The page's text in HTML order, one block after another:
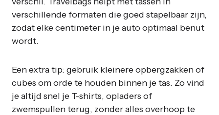
verschillende formaten die goed stapelbaar zijn,
zodat elke centimeter in je auto optimaal benut
wordt.
Een extra tip: gebruik kleinere opbergzakken of
cubes om orde te houden binnen je tas. Zo vind
je altijd snel je T-shirts, opladers of
zwemspullen terug, zonder alles overhoop te